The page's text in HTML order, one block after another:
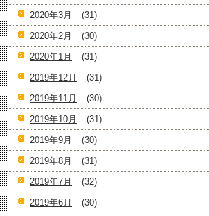
2020年3月
(31)
2020年2月
(30)
2020年1月
(31)
2019年12月
(31)
2019年11月
(30)
2019年10月
(31)
2019年9月
(30)
2019年8月
(31)
2019年7月
(32)
2019年6月
(30)